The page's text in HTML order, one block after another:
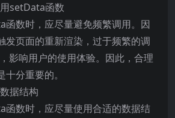
setData函数
函数时，应尽量避免频繁调用。因
发页面的重新渲染，过于频繁的调
影响用户的使用体验。因此，合理
分重要的。
据结构
函数时，应尽量使用合适的数据结